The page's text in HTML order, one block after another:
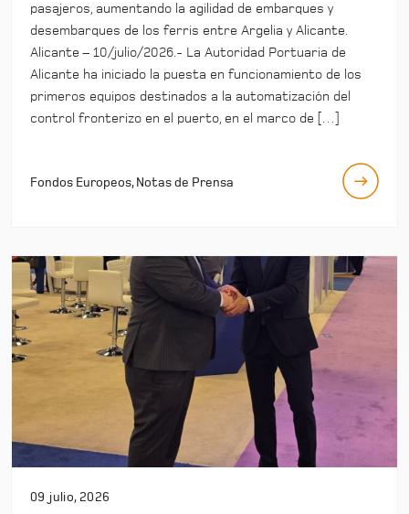
pasajeros, aumentando la agilidad de embarques y
desembarques de los ferris entre Argelia y Alicante.
Alicante – 10/julio/2026.- La Autoridad Portuaria de
Alicante ha iniciado la puesta en funcionamiento de los
primeros equipos destinados a la automatización del
control fronterizo en el puerto, en el marco de […]
Fondos Europeos, Notas de Prensa
09 julio, 2026